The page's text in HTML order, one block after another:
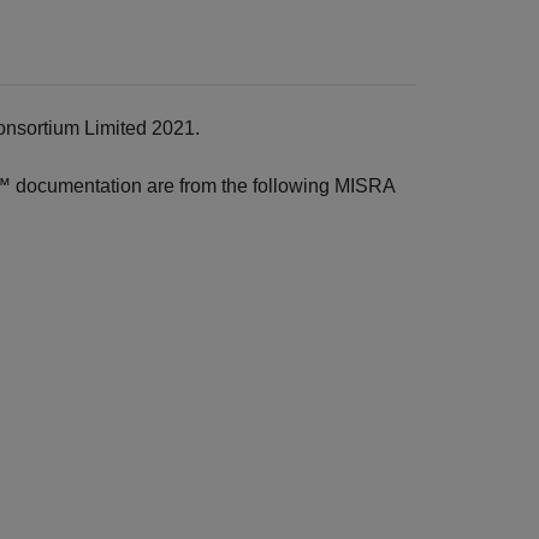
Limited 2021.
documentation are from the following MISRA